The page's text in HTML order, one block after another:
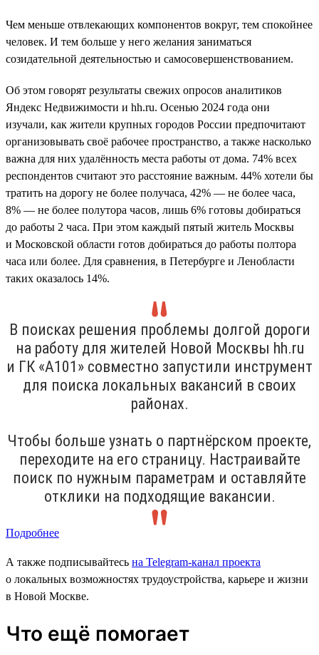
Чем меньше отвлекающих компонентов вокруг, тем спокойнее
человек. И тем больше у него желания заниматься
созидательной деятельностью и самосовершенствованием.
Об этом говорят результаты свежих опросов аналитиков
Яндекс Недвижимости и hh.ru. Осенью 2024 года они
изучали, как жители крупных городов России предпочитают
организовывать своё рабочее пространство, а также насколько
важна для них удалённость места работы от дома. 74% всех
респондентов считают это расстояние важным. 44% хотели бы
тратить на дорогу не более получаса, 42% — не более часа,
8% — не более полутора часов, лишь 6% готовы добираться
до работы 2 часа. При этом каждый пятый житель Москвы
и Московской области готов добираться до работы полтора
часа или более. Для сравнения, в Петербурге и Ленобласти
таких оказалось 14%.
В поисках решения проблемы долгой дороги
на работу для жителей Новой Москвы hh.ru
и ГК «А101» совместно запустили инструмент
для поиска локальных вакансий в своих
районах.
Чтобы больше узнать о партнёрском проекте,
переходите на его страницу. Настраивайте
поиск по нужным параметрам и оставляйте
отклики на подходящие вакансии.
Подробнее
А также подписывайтесь на Telegram-канал проекта
о локальных возможностях трудоустройства, карьере и жизни
в Новой Москве.
Что ещё помогает